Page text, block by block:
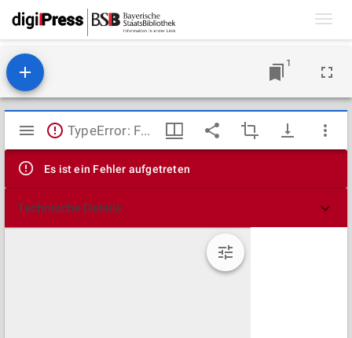
1
Mirador
Viewer
TypeError: Failed to fetch
Es ist ein Fehler aufgetreten
Technische Details